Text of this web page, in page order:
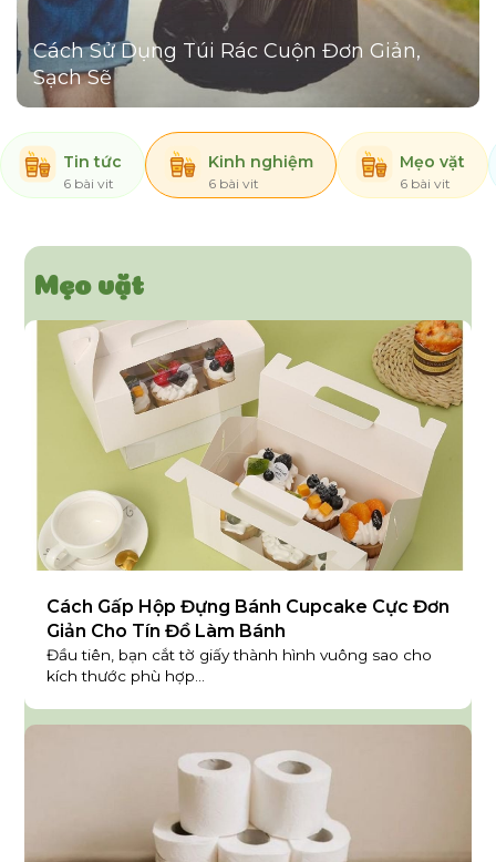
Cách Sử Dụng Túi Rác Cuộn Đơn Giản,
Sạch Sẽ
Tin tức
6 bài vit
Kinh nghiệm
6 bài vit
Mẹo vặt
6 bài vit
Mẹo vặt
Cách Gấp Hộp Đựng Bánh Cupcake Cực Đơn
Giản Cho Tín Đồ Làm Bánh
Đầu tiên, bạn cắt tờ giấy thành hình vuông sao cho
kích thước phù hợp...